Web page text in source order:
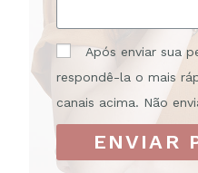
Após enviar sua
respondê-la o mais
canais acima. Não
ENVIAR